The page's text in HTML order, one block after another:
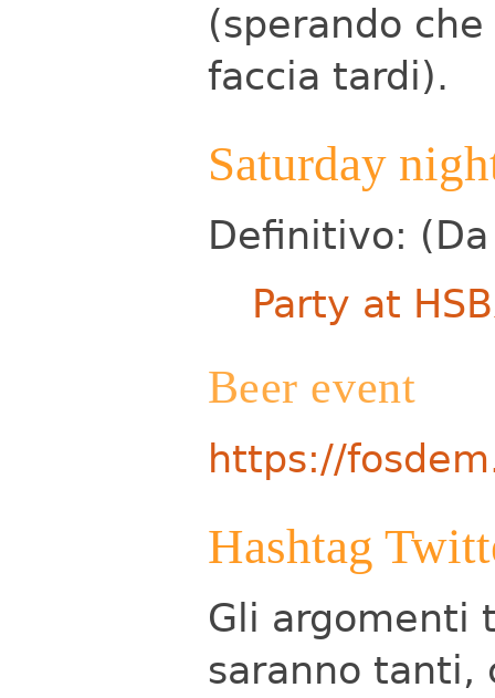
(sperando
faccia tardi).
Saturday
Definitivo:
Party at
Beer event
https://
Hashtag
Gli argomenti
saranno tanti,